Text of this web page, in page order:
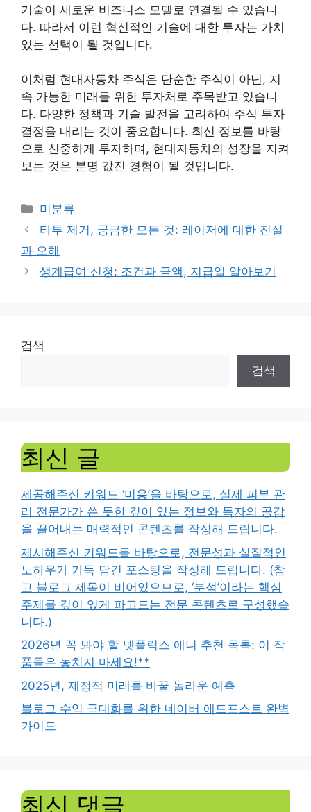
기술이 새로운 비즈니스 모델로 연결될 수 있습니
다. 따라서 이런 혁신적인 기술에 대한 투자는 가치
있는 선택이 될 것입니다.
이처럼 현대자동차 주식은 단순한 주식이 아닌, 지
속 가능한 미래를 위한 투자처로 주목받고 있습니
다. 다양한 정책과 기술 발전을 고려하여 주식 투자
결정을 내리는 것이 중요합니다. 최신 정보를 바탕
으로 신중하게 투자하며, 현대자동차의 성장을 지켜
보는 것은 분명 값진 경험이 될 것입니다.
Categories
미분류
타투 제거, 궁금한 모든 것: 레이저에 대한 진실
과 오해
생계급여 신청: 조건과 금액, 지급일 알아보기
검색
검색
최신 글
제공해주신 키워드 ‘미용’을 바탕으로, 실제 피부 관
리 전문가가 쓴 듯한 깊이 있는 정보와 독자의 공감
을 끌어내는 매력적인 콘텐츠를 작성해 드립니다.
제시해주신 키워드를 바탕으로, 전문성과 실질적인
노하우가 가득 담긴 포스팅을 작성해 드립니다. (참
고 블로그 제목이 비어있으므로, ‘분석’이라는 핵심
주제를 깊이 있게 파고드는 전문 콘텐츠로 구성했습
니다.)
2026년 꼭 봐야 할 넷플릭스 애니 추천 목록: 이 작
품들은 놓치지 마세요!**
2025년, 재정적 미래를 바꿀 놀라운 예측
블로그 수익 극대화를 위한 네이버 애드포스트 완벽
가이드
최신 댓글